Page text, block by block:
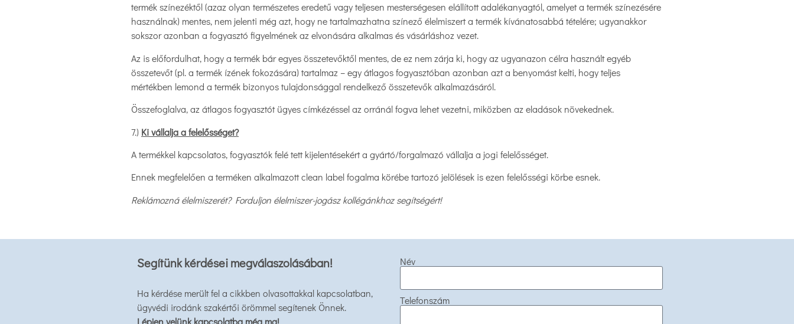
termék színezéktől (azaz olyan természetes eredetű vagy teljesen mesterségesen elállított adalékanyagtól, amelyet a termék színezésére
használnak) mentes, nem jelenti még azt, hogy ne tartalmazhatna színező élelmiszert a termék kívánatosabbá tételére; ugyanakkor
sokszor azonban a fogyasztó figyelmének az elvonására alkalmas és vásárláshoz vezet.
Az is előfordulhat, hogy a termék bár egyes összetevőktől mentes, de ez nem zárja ki, hogy az ugyanazon célra használt egyéb
összetevőt (pl. a termék ízének fokozására) tartalmaz – egy átlagos fogyasztóban azonban azt a benyomást kelti, hogy teljes
mértékben lemond a termék bizonyos tulajdonsággal rendelkező összetevők alkalmazásáról.
Összefoglalva, az átlagos fogyasztót ügyes címkézéssel az orránál fogva lehet vezetni, miközben az eladások növekednek.
7.) Ki vállalja a felelősséget?
A termékkel kapcsolatos, fogyasztók felé tett kijelentésekért a gyártó/forgalmazó vállalja a jogi felelősséget.
Ennek megfelelően a terméken alkalmazott clean label fogalma körébe tartozó jelölések is ezen felelősségi körbe esnek.
Reklámozná élelmiszerét? Forduljon élelmiszer-jogász kollégánkhoz segítségért!
Segítünk kérdései megválaszolásában!
Ha kérdése merült fel a cikkben olvasottakkal kapcsolatban,
ügyvédi irodánk szakértői örömmel segítenek Önnek.
Lépjen velünk kapcsolatba még ma!
Név
Telefonszám